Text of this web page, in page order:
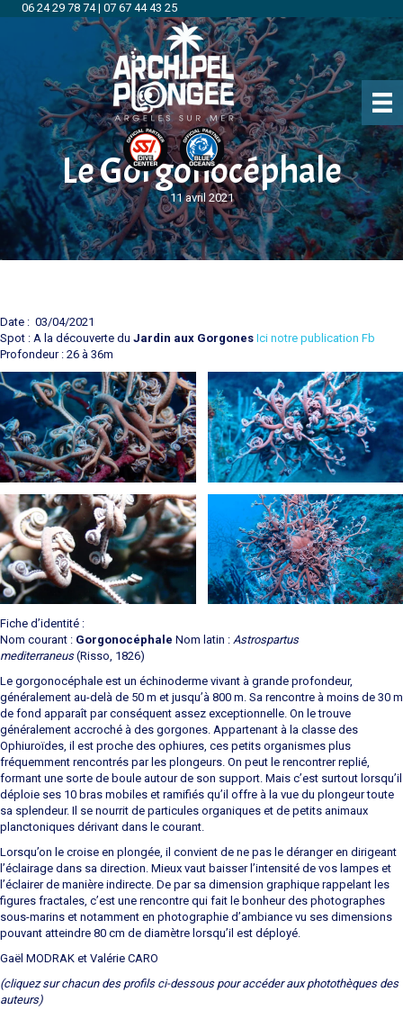
06 24 29 78 74| 07 67 44 43 25
Le Gorgonocéphale
11 avril 2021
Date : 03/04/2021
Spot : A la découverte du Jardin aux Gorgones Ici notre publication Fb
Profondeur : 26 à 36m
Fiche d’identité :
Nom courant : Gorgonocéphale Nom latin : Astrospartus
mediterraneus(Risso, 1826)
Le gorgonocéphale est un échinoderme vivant à grande profondeur,
généralement au-delà de 50 m et jusqu’à 800 m. Sa rencontre à moins de 30 m
de fond apparaît par conséquent assez exceptionnelle. On le trouve
généralement accroché à des gorgones. Appartenant à la classe des
Ophiuroïdes, il est proche des ophiures, ces petits organismes plus
fréquemment rencontrés par les plongeurs. On peut le rencontrer replié,
formant une sorte de boule autour de son support. Mais c’est surtout lorsqu’il
déploie ses 10 bras mobiles et ramifiés qu’il offre à la vue du plongeur toute
sa splendeur. Il se nourrit de particules organiques et de petits animaux
planctoniques dérivant dans le courant.
Lorsqu’on le croise en plongée, il convient de ne pas le déranger en dirigeant
l’éclairage dans sa direction. Mieux vaut baisser l’intensité de vos lampes et
l’éclairer de manière indirecte. De par sa dimension graphique rappelant les
figures fractales, c’est une rencontre qui fait le bonheur des photographes
sous-marins et notamment en photographie d’ambiance vu ses dimensions
pouvant atteindre 80 cm de diamètre lorsqu’il est déployé.
Gaël MODRAK et Valérie CARO
(cliquez sur chacun des profils ci-dessous pour accéder aux photothèques des
auteurs)